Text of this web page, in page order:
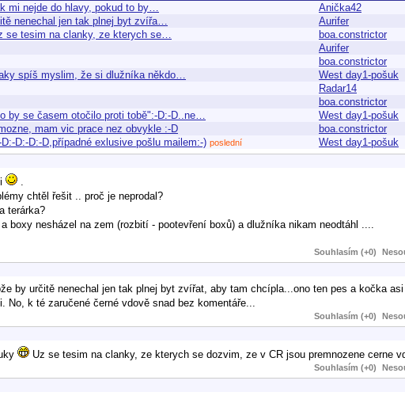
mi nejde do hlavy, pokud to by… Anička42
nenechal jen tak plnej byt zvířa… Aurifer
se tesim na clanky, ze kterych se… boa.constrictor
Aurifer
boa.constrictor
spíš myslim, že si dlužníka někdo… West day1-pošuk
Radar14
boa.constrictor
by se časem otočilo proti tobě":-D:-D..ne… West day1-pošuk
mam vic prace nez obvykle :-D boa.constrictor
D:-D:-D,případné exlusive pošlu mailem:-) poslední West day1-pošuk
chtěl řešit .. proč je neprodal?
terárka?
boxy nesházel na zem (rozbití - pootevření boxů) a dlužníka nikam neodtáhl ....
Souhlasím (+0)
by určitě nenechal jen tak plnej byt zvířat, aby tam chcípla...ono ten pes a kočka
k té zaručené černé vdově snad bez komentáře...
Souhlasím (+0)
Uz se tesim na clanky, ze kterych se dozvim, ze v CR jsou premnozene cerne
Souhlasím (+0)